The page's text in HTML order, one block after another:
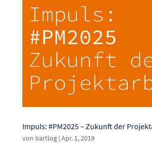
Impuls: #PM2025 – Zukunft der
von bartlog| Apr. 1, 2019